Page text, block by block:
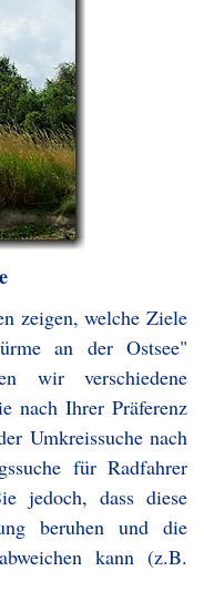
zeigen, welche Ziele
an der Ostsee"
wir verschiedene
nach Ihrer Präferenz
Umkreissuche nach
für Radfahrer
jedoch, dass diese
beruhen und die
kann (z.B.